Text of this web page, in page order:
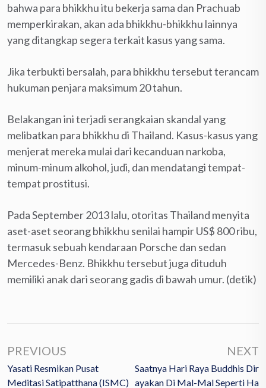
bahwa para bhikkhu itu bekerja sama dan Prachuab
memperkirakan, akan ada bhikkhu-bhikkhu lainnya
yang ditangkap segera terkait kasus yang sama.
Jika terbukti bersalah, para bhikkhu tersebut terancam
hukuman penjara maksimum 20 tahun.
Belakangan ini terjadi serangkaian skandal yang
melibatkan para bhikkhu di Thailand. Kasus-kasus yang
menjerat mereka mulai dari kecanduan narkoba,
minum-minum alkohol, judi, dan mendatangi tempat-
tempat prostitusi.
Pada September 2013 lalu, otoritas Thailand menyita
aset-aset seorang bhikkhu senilai hampir US$ 800 ribu,
termasuk sebuah kendaraan Porsche dan sedan
Mercedes-Benz. Bhikkhu tersebut juga dituduh
memiliki anak dari seorang gadis di bawah umur. (detik)
PREVIOUS
Yasati Resmikan Pusat
Meditasi Satipatthana (ISMC)
NEXT
Saatnya Hari Raya Buddhis Dir
Ayakan Di Mal-Mal Seperti Ha